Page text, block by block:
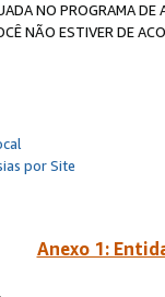
NO PROGRAMA DE
NÃO ESTIVER DE
por Site
Anexo 1: